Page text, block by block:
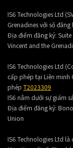
IS6 Technologies Ltd
Grenadines với số đăng
Địa điểm đăng ký:
Vincent and the
IS6 Technologies Ltd
cấp phép tại Liên minh
phép T2023309
IS6 nằm dưới sự giám
Địa điểm đăng ký:
Union
IS6 Technologies Ltd